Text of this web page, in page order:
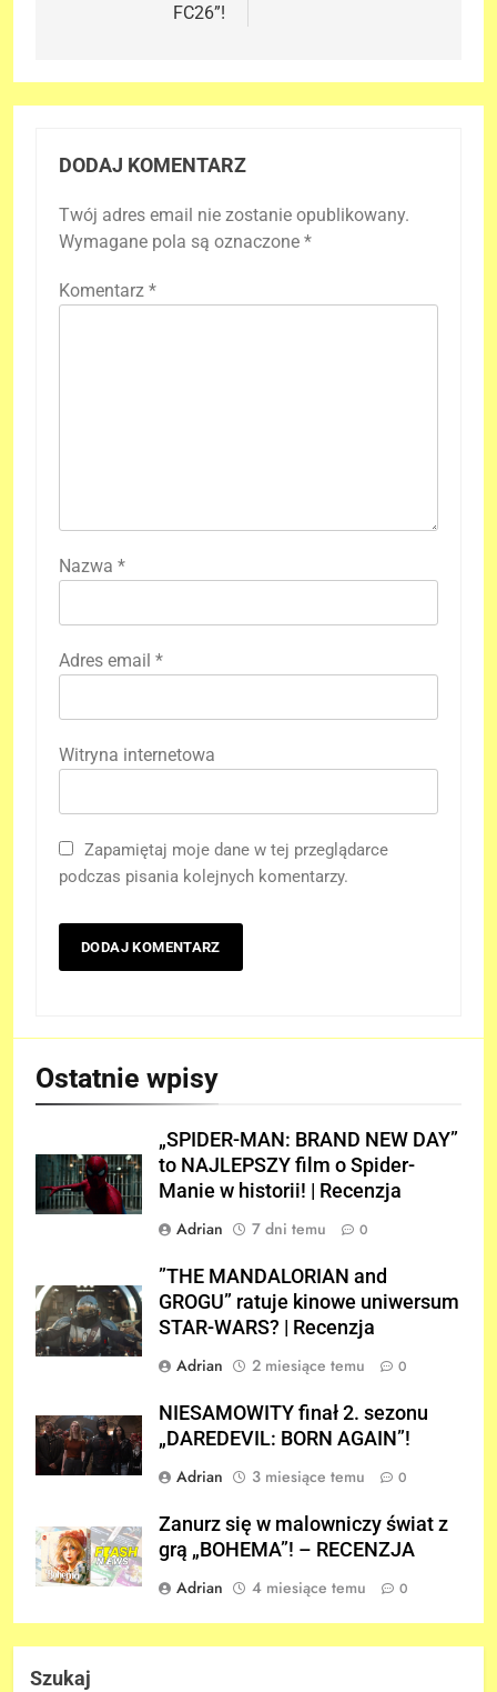
FC26”!
DODAJ KOMENTARZ
Twój adres email nie zostanie opublikowany.
Wymagane pola są oznaczone *
Komentarz *
Nazwa *
Adres email *
Witryna internetowa
Zapamiętaj moje dane w tej przeglądarce
podczas pisania kolejnych komentarzy.
Ostatnie wpisy
„SPIDER-MAN: BRAND NEW DAY”
to NAJLEPSZY film o Spider-
Manie w historii! | Recenzja
Adrian
7 dni temu 0
”THE MANDALORIAN and
GROGU” ratuje kinowe uniwersum
STAR-WARS? | Recenzja
Adrian
2 miesiące temu 0
NIESAMOWITY finał 2. sezonu
„DAREDEVIL: BORN AGAIN”!
Adrian
3 miesiące temu 0
Zanurz się w malowniczy świat z
grą „BOHEMA”! – RECENZJA
Adrian
4 miesiące temu 0
Szukaj